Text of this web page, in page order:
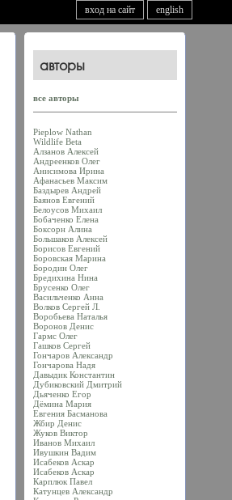
english
вход на сайт
авторы
все авторы
Pieplow Nathan
Wildlife Beta
Алзанов Алексей
Андреенков Олег
Анисимова Ирина
Афанасьев Максим
Баздырев Андрей
Баянов Евгений
Белоусов Михаил
Бобаченко Елена
Боксорн Алина
Большаков Алексей
Борисов Евгений
Боровская Марина
Бородин Олег
Бредихина Нина
Брусенко Олег
Васильченко Анна
Волков Сергей Л.
Воробьева Наталья
Воронов Денис
Гармс Олег
Гашков Сергей
Гончаров Александр
Гончарова Надя
Давыдик Константин
Дубиковский Дмитрий
Дьяченко Егор
Дёмина Мария
Евгения Басманова
Жбир Денис
Жуков Виктор
Иванов Михаил
Ивушкин Вадим
Исабеков Аскар
Исабеков Аскар
Карплюк Павел
Катунцев Александр